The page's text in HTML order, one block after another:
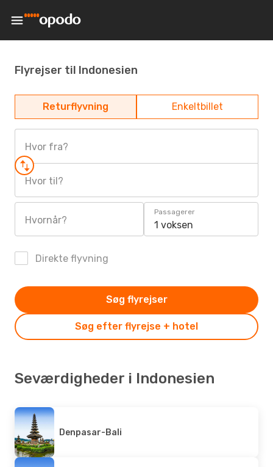
Flyrejser til Indonesien
Returflyvning Enkeltbillet
Hvor fra?
Hvor til?
Hvornår?
Passagerer
1 voksen
Direkte flyvning
Søg efter flyrejse + hotel
Søg flyrejser
Seværdigheder i Indonesien
Denpasar-Bali